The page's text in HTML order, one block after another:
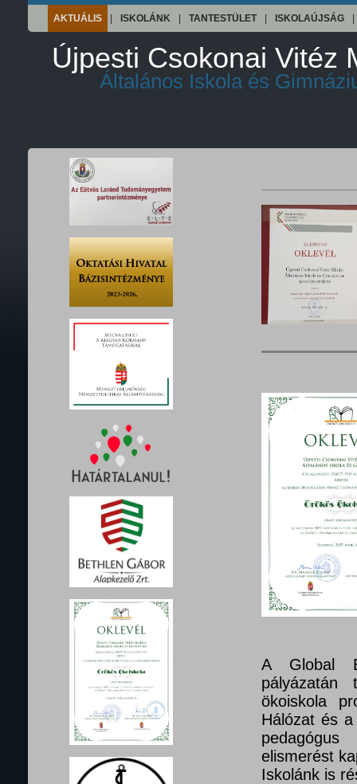
AKTUÁLIS ISKOLÁNK TANTESTÜLET ISKOLAÚJSÁG
Újpesti Csokonai Vitéz
Általános Iskola és
A Global
pályázatán
ökoiskola
Hálózat és
elismerést
Iskolánk is